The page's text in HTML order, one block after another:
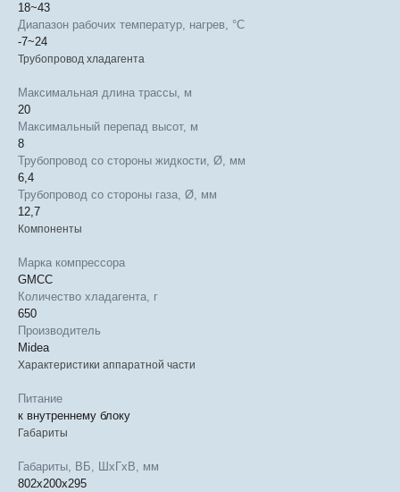
18~43
Диапазон рабочих температур, нагрев, °C
-7~24
Трубопровод хладагента
Максимальная длина трассы, м
20
Максимальный перепад высот, м
8
Трубопровод со стороны жидкости, Ø, мм
6,4
Трубопровод со стороны газа, Ø, мм
12,7
Компоненты
Марка компрессора
GMCC
Количество хладагента, г
650
Производитель
Midea
Характеристики аппаратной части
Питание
к внутреннему блоку
Габариты
Габариты, ВБ, ШхГхВ, мм
802x200x295